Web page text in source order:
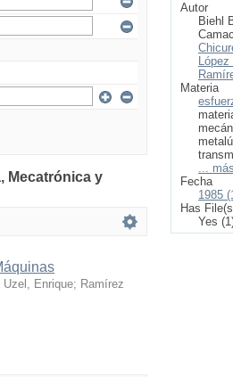
Mecatrónica y
Uzel, Enrique; Ramírez
Autor
Biehl
Materia
... más
Fecha
1985
Has
Yes